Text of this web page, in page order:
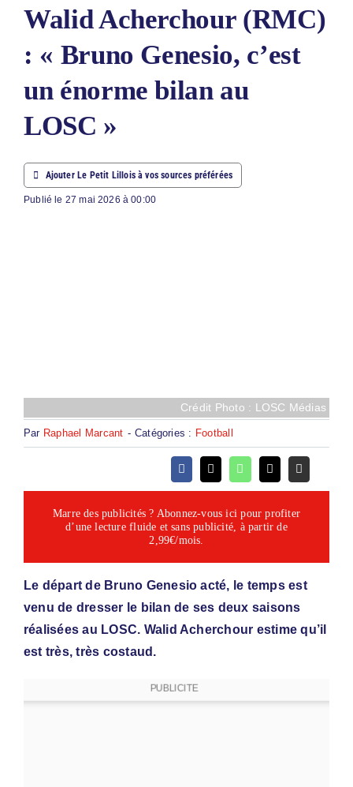
NOUS
Walid Acherchour (RMC)
: « Bruno Genesio, c’est
un énorme bilan au
LOSC »
Ajouter Le Petit Lillois à vos sources préférées
Publié le 27 mai 2026 à 00:00
Crédit Photo : LOSC Médias
Par Raphael Marcant - Catégories : Football
Marre des publicités ? Abonnez-vous ici pour profiter
d’une lecture fluide et sans publicité, à partir de
2,99€/mois.
Le départ de Bruno Genesio acté, le temps est
venu de dresser le bilan de ses deux saisons
réalisées au LOSC. Walid Acherchour estime qu’il
est très, très costaud.
PUBLICITE